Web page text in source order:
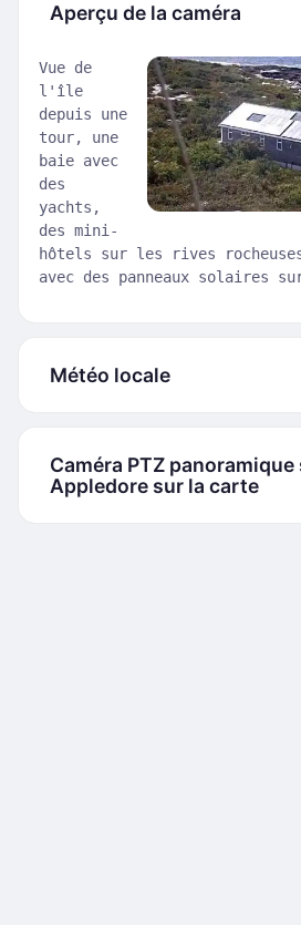
Aperçu de la caméra
Vue de
l'île
depuis une
tour, une
baie avec
des
yachts,
des mini-
hôtels sur les rives
avec des panneaux solaires
Météo locale
Caméra PTZ panoramique
Appledore sur la carte